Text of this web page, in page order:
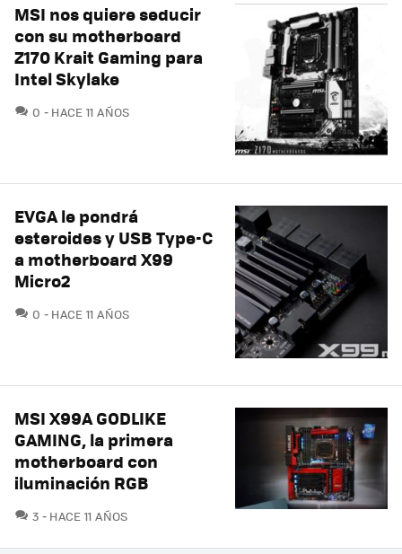
MSI nos quiere seducir
con su motherboard
Z170 Krait Gaming para
Intel Skylake
0 COMENTARIOS
HACE 11 AÑOS
EVGA le pondrá
esteroides y USB Type-C
a motherboard X99
Micro2
0 COMENTARIOS
HACE 11 AÑOS
MSI X99A GODLIKE
GAMING, la primera
motherboard con
iluminación RGB
3 COMENTARIOS
HACE 11 AÑOS